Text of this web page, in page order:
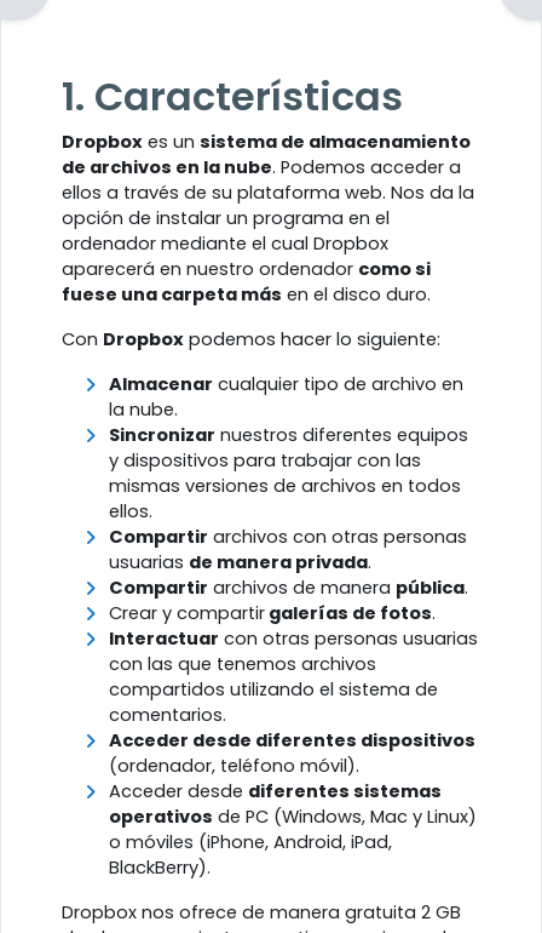
1. Características
Dropbox es un sistema de almacenamiento
de archivos en la nube. Podemos acceder a
ellos a través de su plataforma web. Nos da la
opción de instalar un programa en el
ordenador mediante el cual Dropbox
aparecerá en nuestro ordenador como si
fuese una carpeta más en el disco duro.
Con Dropbox podemos hacer lo siguiente:
Almacenar cualquier tipo de archivo en
la nube.
Sincronizar nuestros diferentes equipos
y dispositivos para trabajar con las
mismas versiones de archivos en todos
ellos.
Compartir archivos con otras personas
usuarias de manera privada.
Compartir archivos de manera pública.
Crear y compartir galerías de fotos.
Interactuar con otras personas usuarias
con las que tenemos archivos
compartidos utilizando el sistema de
comentarios.
Acceder desde diferentes dispositivos
(ordenador, teléfono móvil).
Acceder desde diferentes sistemas
operativos de PC (Windows, Mac y Linux)
o móviles (iPhone, Android, iPad,
BlackBerry).
Dropbox nos ofrece de manera gratuita 2 GB